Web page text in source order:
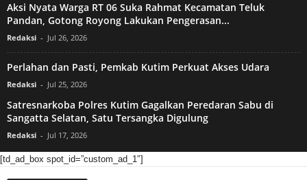
Aksi Nyata Warga RT 06 Suka Rahmat Kecamatan Teluk
Pandan, Gotong Royong Lakukan Pengerasan...
Redaksi - Jul 26, 2026
Perlahan dan Pasti, Pemkab Kutim Perkuat Akses Udara
Redaksi - Jul 25, 2026
Satresnarkoba Polres Kutim Gagalkan Peredaran Sabu di
Sangatta Selatan, Satu Tersangka Digulung
Redaksi - Jul 17, 2026
[td_ad_box spot_id=”custom_ad_1″]